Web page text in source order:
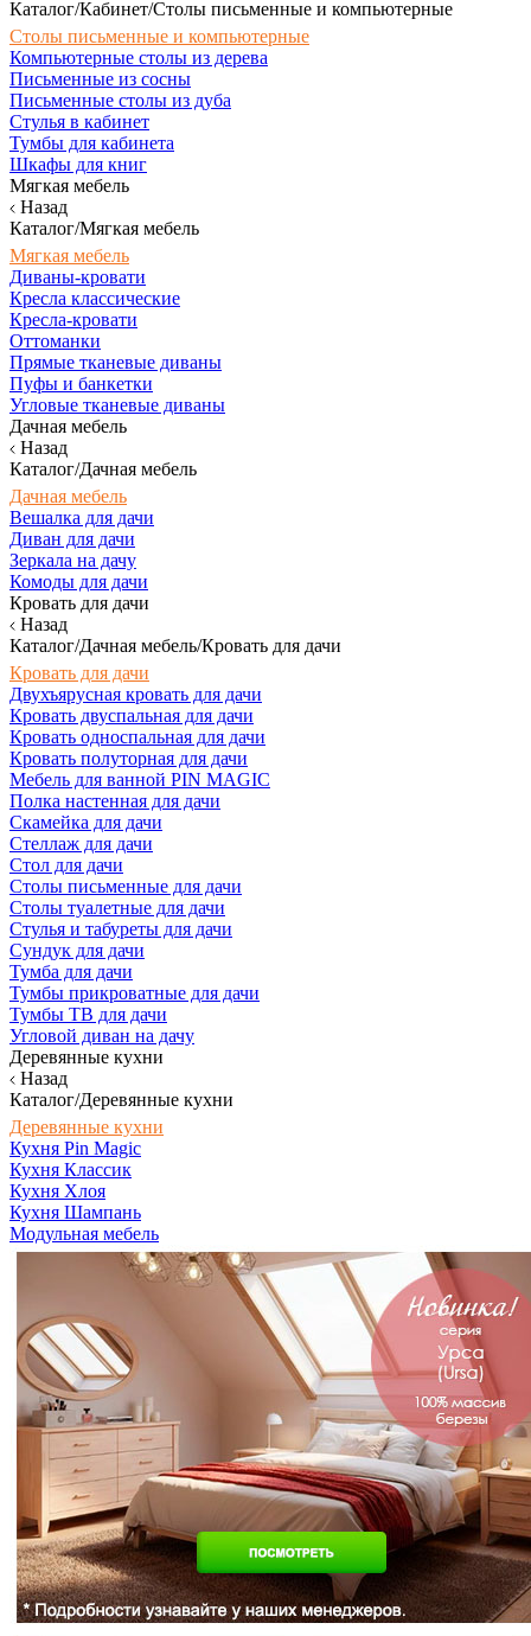
Каталог/Кабинет/Столы письменные и компьютерные
Столы письменные и компьютерные
Компьютерные столы из дерева
Письменные из сосны
Письменные столы из дуба
Стулья в кабинет
Тумбы для кабинета
Шкафы для книг
Мягкая мебель
Назад
Каталог/Мягкая мебель
Мягкая мебель
Диваны-кровати
Кресла классические
Кресла-кровати
Оттоманки
Прямые тканевые диваны
Пуфы и банкетки
Угловые тканевые диваны
Дачная мебель
Назад
Каталог/Дачная мебель
Дачная мебель
Вешалка для дачи
Диван для дачи
Зеркала на дачу
Комоды для дачи
Кровать для дачи
Назад
Каталог/Дачная мебель/Кровать для дачи
Кровать для дачи
Двухъярусная кровать для дачи
Кровать двуспальная для дачи
Кровать односпальная для дачи
Кровать полуторная для дачи
Мебель для ванной PIN MAGIC
Полка настенная для дачи
Скамейка для дачи
Стеллаж для дачи
Стол для дачи
Столы письменные для дачи
Столы туалетные для дачи
Стулья и табуреты для дачи
Сундук для дачи
Тумба для дачи
Тумбы прикроватные для дачи
Тумбы ТВ для дачи
Угловой диван на дачу
Деревянные кухни
Назад
Каталог/Деревянные кухни
Деревянные кухни
Кухня Pin Magic
Кухня Классик
Кухня Хлоя
Кухня Шампань
Модульная мебель